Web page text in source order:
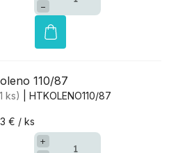
−
110/87
ks) | HTKOLENO110/87
€ / ks
+